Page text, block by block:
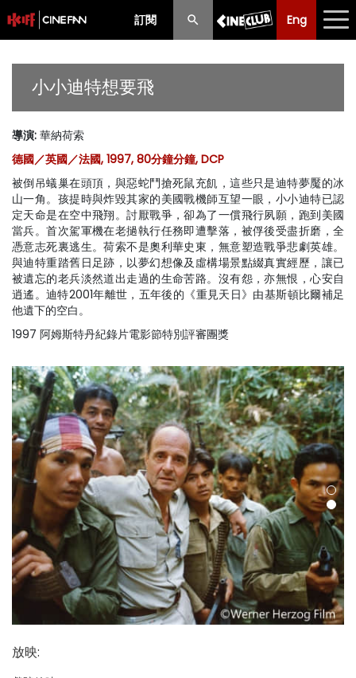
訂閱 Eng
Eng 中文
節目
購票須知
優惠計劃
前期節目
小小迪特想要飛
導演: 華納荷索
德國／英國／法國, 1997, 80分鐘分鐘, DCP
被倒吊蟻巢在頭頂，與惡蛇鬥搶死鼠充飢，這些只是迪特夢魘的冰
山一角。孩提時與炸毀其家的美國戰機師互望一眼，小小迪特已認
定天命是在空中飛翔。討厭戰爭，卻為了一償飛行夙願，跑到美國
當兵。首次駕軍機在老撾執行任務即遭擊落，被俘後受盡折磨，全
憑意志死裏逃生。荷索不是奧利華史東，無意塑造戰爭悲劇英雄。
與迪特重踏舊日足跡，以夢幻想像及虛構場景點綴真實經歷，讓已
被遺忘的老兵淡然道出走過的生命苦路。沒有怨，亦無恨，心安自
逍遙。迪特2001年離世，五年後的《重見天日》由基斯頓比爾補足
他遺下的空白。
1997 阿姆斯特丹紀錄片電影節特別評審團獎
放映: